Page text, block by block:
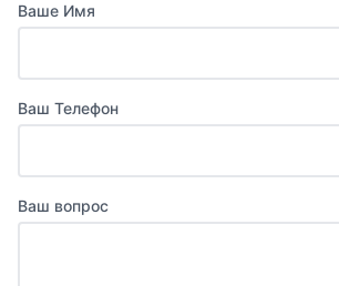
Ваше Имя
Ваш Телефон
Ваш вопрос